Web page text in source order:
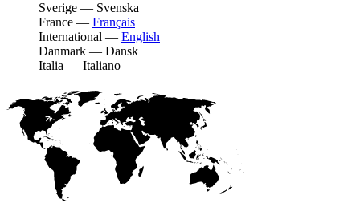
Sverige — Svenska
France — Français
International — English
Danmark — Dansk
Italia — Italiano